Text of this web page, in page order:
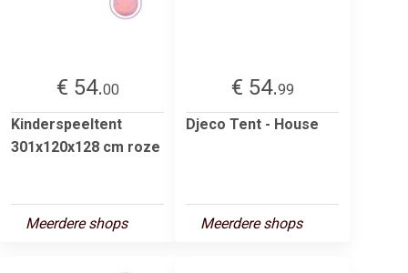
€ 54.00
Kinderspeeltent
301x120x128 cm roze
Meerdere shops
€ 54.99
Djeco Tent - House
Meerdere shops